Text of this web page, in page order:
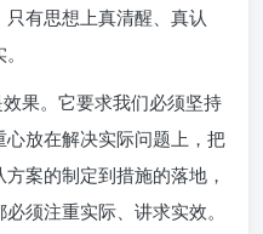
有思想上真清醒、真认
果。它要求我们必须坚持
放在解决实际问题上，把
案的制定到措施的落地，
须注重实际、讲求实效。